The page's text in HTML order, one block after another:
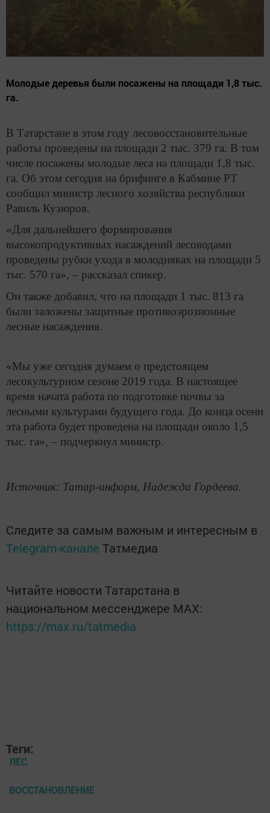
Молодые деревья были посажены на площади 1,8 тыс.
га.
В Татарстане в этом году лесовосстановительные
работы проведены на площади 2 тыс. 379 га. В том
числе посажены молодые леса на площади 1,8 тыс.
га. Об этом сегодня на брифинге в Кабмине РТ
сообщил министр лесного хозяйства республики
Равиль Кузюров.
«Для дальнейшего формирования
высокопродуктивных насаждений лесоводами
проведены рубки ухода в молодняках на площади 5
тыс. 570 га», – рассказал спикер.
Он также добавил, что на площади 1 тыс. 813 га
были заложены защитные противоэрозионные
лесные насаждения.
«Мы уже сегодня думаем о предстоящем
лесокультурном сезоне 2019 года. В настоящее
время начата работа по подготовке почвы за
лесными культурами будущего года. До конца осени
эта работа будет проведена на площади около 1,5
тыс. га», – подчеркнул министр.
Источник: Татар-информ, Надежда Гордеева.
Следите за самым важным и интересным в
Telegram-канале Татмедиа
Читайте новости Татарстана в
национальном мессенджере MАХ:
https://max.ru/tatmedia
Теги:
ЛЕС
ВОССТАНОВЛЕНИЕ